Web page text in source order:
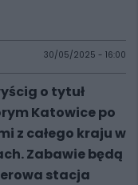
30/05/2025 - 16:00
o tytuł
Katowice po
z całego kraju w
Zabawie będą
stacja